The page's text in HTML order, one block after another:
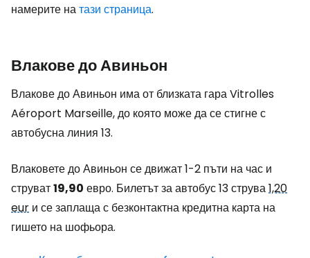
намерите натази страница.
Влакове до Авиньон
Влакове до Авиньон има от близката гара Vitrolles
Aéroport Marseille, до която може да се стигне с
автобусна линия 13.
Влаковете до Авиньон се движат 1-2 пъти на час и
струват19,90 евро. Билетът за автобус 13 струва1,20
eur и се заплаща с безконтактна кредитна карта на
гишето на шофьора.